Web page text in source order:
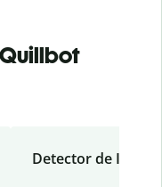
Detector de IA